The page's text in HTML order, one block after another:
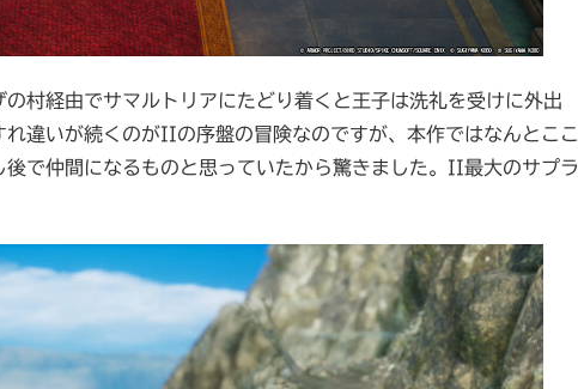
村経由でサマルトリアにたどり着くと王子は洗礼を受けに外出
違いが続くのがIIの序盤の冒険なのですが、本作ではなんとここ
で仲間になるものと思っていたから驚きました。II最大のサプラ